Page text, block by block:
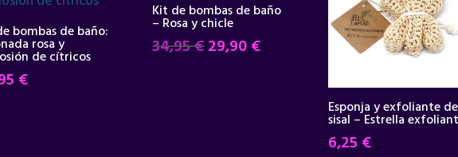
bombas de baño:
rosa y
de cítricos
€
Kit de bombas de baño
– Rosa y chicle
34,95€El
29,90€El
Esponja y exfoliante de
sisal – Estrella
6,25 €